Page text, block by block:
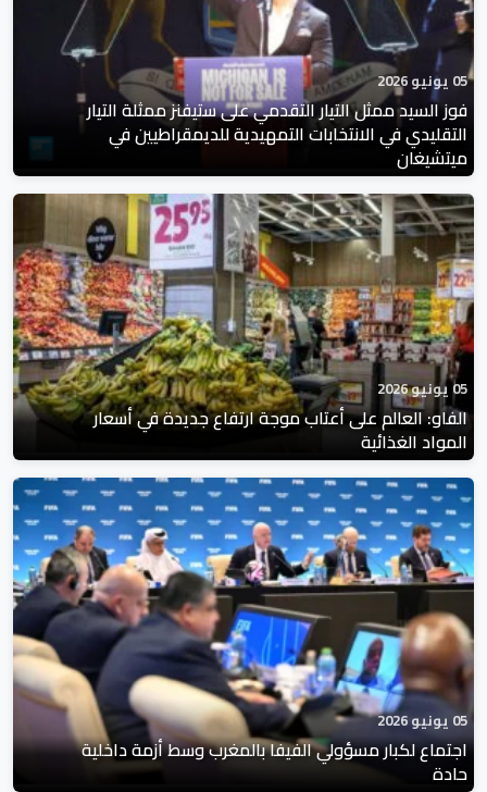
05 يونيو 2026
فوز السيد ممثل التيار التقدمي على ستيفنز ممثلة التيار
التقليدي في الانتخابات التمهيدية للديمقراطيين في
ميتشيغان
05 يونيو 2026
الفاو: العالم على أعتاب موجة ارتفاع جديدة في أسعار
المواد الغذائية
05 يونيو 2026
اجتماع لكبار مسؤولي الفيفا بالمغرب وسط أزمة داخلية
حادة